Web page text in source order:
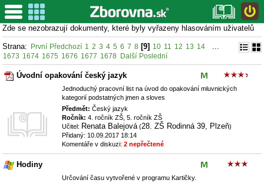
Nej dokumenty
Škola
Předmět
Ročník
Příspěvek
RSS pro tento výběr
Přidej dokument
Zde se nezobrazují dokumenty, které byly vyřazeny hlasováním uživatelů
Strana: První Předchozí 1 2 3 4 5 6 7 8 [9] 10 11 12 13 14
1673 1674 1675 1676 1677 1678 Další Poslední
Úvodní opakování český jazyk
Jednoduchý pracovní list na úvod do opakování mluvnických
kategorií podstatných jmen a sloves
Předmět: Český jazyk
Ročník: 4. ročník ZŠ, 5. ročník ZŠ
Učitel: Renata Balejová (28. ZŠ Rodinná 39, Plzeň)
Přidaný: 10.09.2017 18:14
Komentáře v diskuzi: 2 nepřečtené
Hodiny
Určování času vytvořené v programu Kartičky.